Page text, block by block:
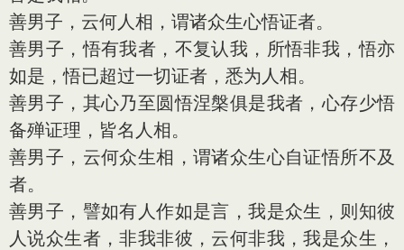
善男子，云何人相，谓诸众生心悟证者。
善男子，悟有我者，不复认我，所悟非我，悟亦
如是，悟已超过一切证者，悉为人相。
善男子，其心乃至圆悟涅槃俱是我者，心存少悟
备殚证理，皆名人相。
善男子，云何众生相，谓诸众生心自证悟所不及
者。
善男子，譬如有人作如是言，我是众生，则知彼
人说众生者，非我非彼，云何非我，我是众生，